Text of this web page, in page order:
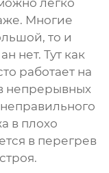
легко
Многие
то и
нет. Тут как
работает на
непрерывных
в плохо
в перегрев